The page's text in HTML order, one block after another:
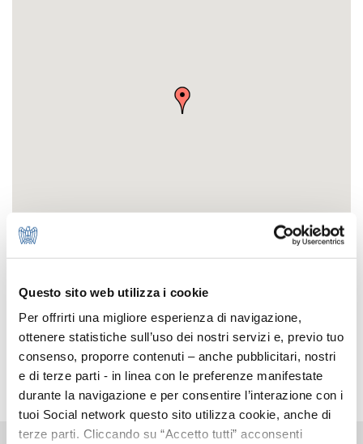
Questo sito web utilizza i cookie
Per offrirti una migliore esperienza di navigazione,
ottenere statistiche sull’uso dei nostri servizi e, previo tuo
consenso, proporre contenuti – anche pubblicitari, nostri
e di terze parti - in linea con le preferenze manifestate
durante la navigazione e per consentire l’interazione con i
tuoi Social network questo sito utilizza cookie, anche di
terze parti. Cliccando su “Accetto tutti” acconsenti